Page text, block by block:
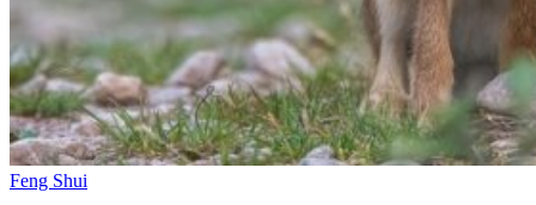
Feng Shui